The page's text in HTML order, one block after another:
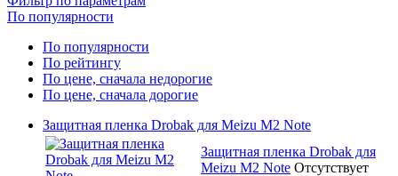
По популярности
По популярности
По рейтингу
По цене, сначала недорогие
По цене, сначала дорогие
Защитная пленка Drobak для Meizu M2 Note
Защитная пленка Drobak для
Meizu M2 Note Отсутствует